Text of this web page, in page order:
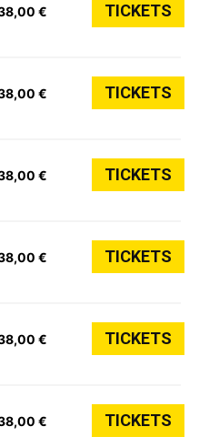
€ TICKETS
€ TICKETS
€ TICKETS
€ TICKETS
€ TICKETS
€ TICKETS